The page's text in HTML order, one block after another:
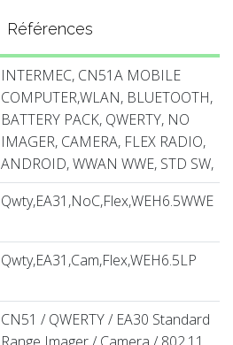
Références
INTERMEC, CN51A MOBILE
COMPUTER,WLAN, BLUETOOTH,
BATTERY PACK, QWERTY, NO
IMAGER, CAMERA, FLEX RADIO,
ANDROID, WWAN WWE, STD SW,
Qwty,EA31,NoC,Flex,WEH6.5WWE
Qwty,EA31,Cam,Flex,WEH6.5LP
CN51 / QWERTY / EA30 Standard